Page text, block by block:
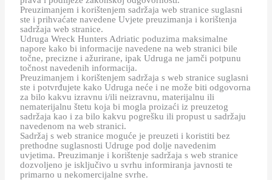
Preuzimanjem i korištenjem sadržaja web stranice suglasni
ste i prihvaćate navedene Uvjete preuzimanja i korištenja
sadržaja web stranice.
Udruga Wreck Hunters Adriatic poduzima maksimalne
napore kako bi informacije navedene na web stranici bile
točne, precizne i ažurirane, ipak Udruga ne jamči potpunu
točnost navedenih informacija.
Preuzimanjem i korištenjem sadržaja s web stranice suglasni
ste i potvrđujete kako Udruga neće i ne može biti odgovorna
za bilo kakvu izravnu i/ili neizravnu, materijalnu ili
nematerijalnu štetu koja bi mogla proizaći iz preuzetog
sadržaja kao i za bilo kakvu pogrešku ili propust u sadržaju
navedenom na web stranici.
Sadržaj s web stranice moguće je preuzeti i koristiti bez
prethodne suglasnosti Udruge pod dolje navedenim
uvjetima. Preuzimanje i korištenje sadržaja s web stranice
dozvoljeno je isključivo u svrhu informiranja javnosti te
primarno u nekomercijalne svrhe.